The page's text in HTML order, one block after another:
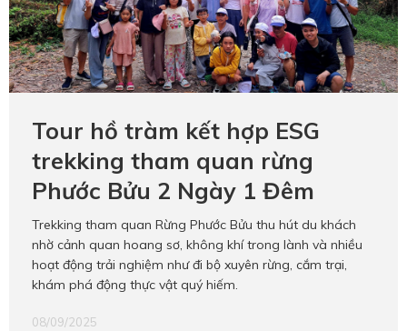
0783 336 116
Hotine CSKH
0916 404 578
Hotline tư vấn dịch vụ
0784 849 849
Tour hồ tràm kết hợp ESG
trekking tham quan rừng
Phước Bửu 2 Ngày 1 Đêm
Trekking tham quan Rừng Phước Bửu thu hút du khách
nhờ cảnh quan hoang sơ, không khí trong lành và nhiều
hoạt động trải nghiệm như đi bộ xuyên rừng, cắm trại,
khám phá động thực vật quý hiếm.
08/09/2025